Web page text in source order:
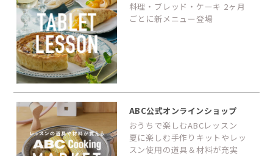
料理・ブレッド・ケーキ 2ヶ月
ごとに新メニュー登場
ABC公式オンラインショップ
おうちで楽しむABCレッスン
夏に楽しむ手作りキットやレッ
スン使用の道具＆材料が充実